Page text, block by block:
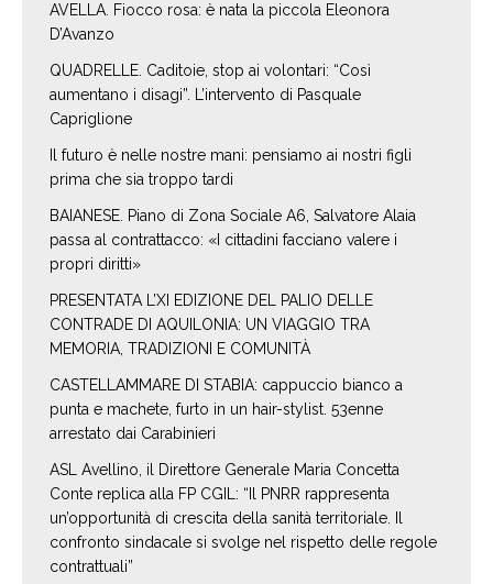
AVELLA. Fiocco rosa: è nata la piccola Eleonora
D’Avanzo
QUADRELLE. Caditoie, stop ai volontari: “Così
aumentano i disagi”. L’intervento di Pasquale
Capriglione
Il futuro è nelle nostre mani: pensiamo ai nostri figli
prima che sia troppo tardi
BAIANESE. Piano di Zona Sociale A6, Salvatore Alaia
passa al contrattacco: «I cittadini facciano valere i
propri diritti»
PRESENTATA L’XI EDIZIONE DEL PALIO DELLE
CONTRADE DI AQUILONIA: UN VIAGGIO TRA
MEMORIA, TRADIZIONI E COMUNITÀ
CASTELLAMMARE DI STABIA: cappuccio bianco a
punta e machete, furto in un hair-stylist. 53enne
arrestato dai Carabinieri
ASL Avellino, il Direttore Generale Maria Concetta
Conte replica alla FP CGIL: “Il PNRR rappresenta
un’opportunità di crescita della sanità territoriale. Il
confronto sindacale si svolge nel rispetto delle regole
contrattuali”